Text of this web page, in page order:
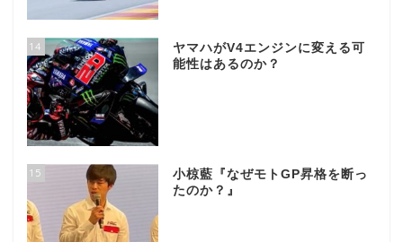
14
ヤマハがV4エンジンに変える可
能性はあるのか？
15
小椋藍『なぜモトGP昇格を断っ
たのか？』